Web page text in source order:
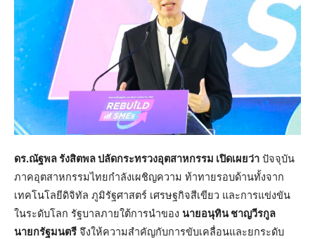
ดร.ณัฐพล รังสิตพล ปลัดกระทรวงอุตสาหกรรม เปิดเผยว่า ปัจจุบัน
ภาคอุตสาหกรรมไทยกำลังเผชิญความ ท้าทายรอบด้านทั้งจาก
เทคโนโลยีดิจิทัล ภูมิรัฐศาสตร์ เศรษฐกิจสีเขียว และการแข่งขัน
ในระดับโลก รัฐบาลภายใต้การนำของ นายอนุทิน ชาญวีรกูล
นายกรัฐมนตรี จึงให้ความสำคัญกับการขับเคลื่อนและยกระดับ